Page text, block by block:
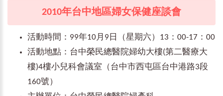
2010年台中地區婦女保健座談會
活動時間：99年10月9日（星期六）13：00-17：00
活動地點：台中榮民總醫院婦幼大樓(第二醫療大
樓)4樓小兒科會議室（台中市西屯區台中港路3段
160號）